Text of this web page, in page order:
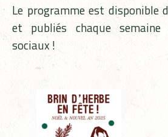
Le programme est disponible
et publiés chaque
sociaux !